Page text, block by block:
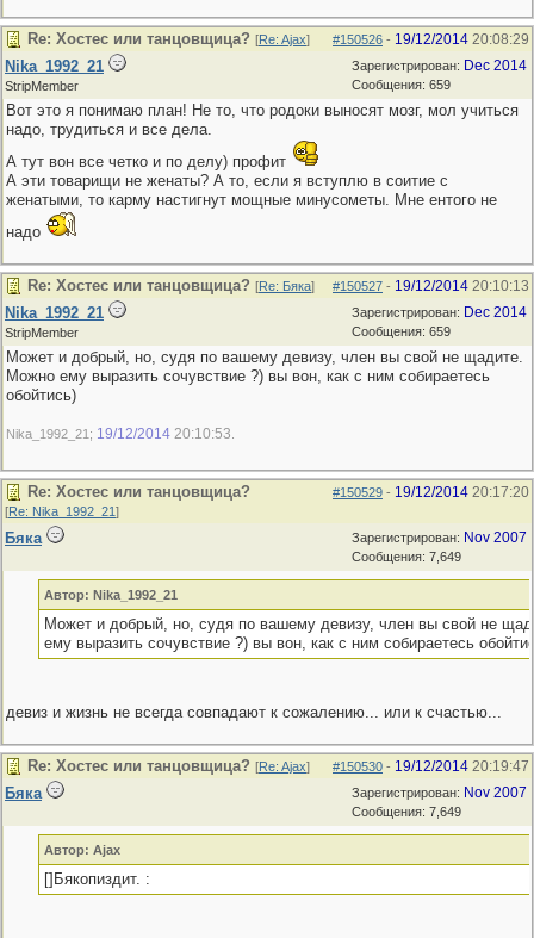
#150526 - 19/12/2014 20:08:29
Re: Хостес или танцовщица? [Re: Ajax]
Зарегистрирован: Dec 2014
Сообщения: 659
Nika_1992_21
StripMember
Вот это я понимаю план! Не то, что родоки выносят мозг, мол учиться
надо, трудиться и все дела.
А тут вон все четко и по делу) профит
А эти товарищи не женаты? А то, если я вступлю в соитие с
женатыми, то карму настигнут мощные минусометы. Мне ентого не
надо
#150527 - 19/12/2014 20:10:13
Re: Хостес или танцовщица? [Re: Бяка]
Зарегистрирован: Dec 2014
Сообщения: 659
Nika_1992_21
StripMember
Может и добрый, но, судя по вашему девизу, член вы свой не щадите.
Можно ему выразить сочувствие ?) вы вон, как с ним собираетесь
обойтись)
Nika_1992_21; 19/12/2014 20:10:53
#150529 - 19/12/2014 20:17:20
Re: Хостес или танцовщица?
[Re: Nika_1992_21]
Зарегистрирован: Nov 2007
Сообщения: 7,649
Бяка
Автор: Nika_1992_21
Может и добрый, но, судя по вашему девизу, член вы свой не
ему выразить сочувствие ?) вы вон, как с ним собираетесь
девиз и жизнь не всегда совпадают к сожалению... или к счастью...
#150530 - 19/12/2014 20:19:47
Re: Хостес или танцовщица? [Re: Ajax]
Зарегистрирован: Nov 2007
Сообщения: 7,649
Бяка
Автор: Ajax
[]Бякопиздит. :